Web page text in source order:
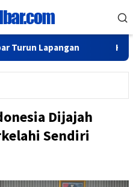
Hadiri Rakor,
Dijajah
Sendiri